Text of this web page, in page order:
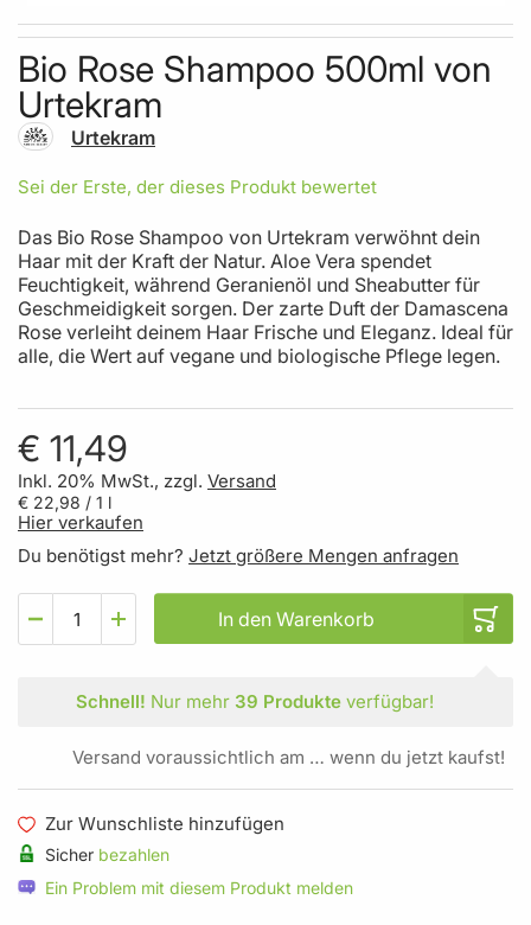
Skip to the beginning of the images gallery
Bio Rose Shampoo 500ml von
Urtekram
Urtekram
Sei der Erste, der dieses Produkt bewertet
Das Bio Rose Shampoo von Urtekram verwöhnt dein
Haar mit der Kraft der Natur. Aloe Vera spendet
Feuchtigkeit, während Geranienöl und Sheabutter für
Geschmeidigkeit sorgen. Der zarte Duft der Damascena
Rose verleiht deinem Haar Frische und Eleganz. Ideal für
alle, die Wert auf vegane und biologische Pflege legen.
€ 11,49
Inkl. 20% MwSt., zzgl. Versand
€ 22,98 / 1 l
Hier verkaufen
Du benötigst mehr? Jetzt größere Mengen anfragen
In den Warenkorb
Schnell! Nur mehr 39 Produkteverfügbar!
Versand voraussichtlich am … wenn du jetzt kaufst!
Zur Wunschliste hinzufügen
Sicher bezahlen
Ein Problem mit diesem Produkt melden